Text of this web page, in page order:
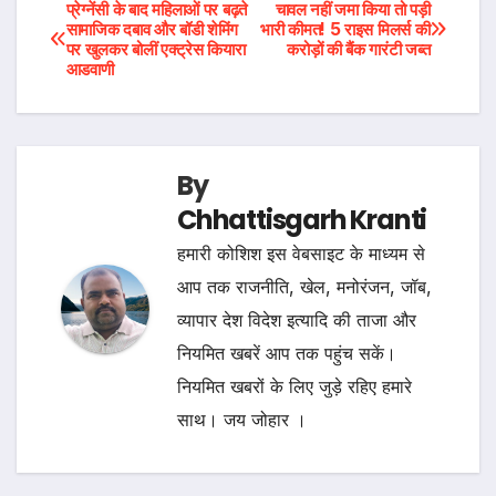
Post
navigation
चावल नहीं जमा किया तो पड़ी
भारी कीमत! 5 राइस मिलर्स की
करोड़ों की बैंक गारंटी जब्त
प्रेग्नेंसी के बाद महिलाओं पर बढ़ते
सामाजिक दबाव और बॉडी शेमिंग
पर खुलकर बोलीं एक्ट्रेस कियारा
आडवाणी
By
Chhattisgarh Kranti
हमारी कोशिश इस वेबसाइट के माध्यम से
आप तक राजनीति, खेल, मनोरंजन, जॉब,
व्यापार देश विदेश इत्यादि की ताजा और
नियमित खबरें आप तक पहुंच सकें।
नियमित खबरों के लिए जुड़े रहिए हमारे
साथ। जय जोहार ।